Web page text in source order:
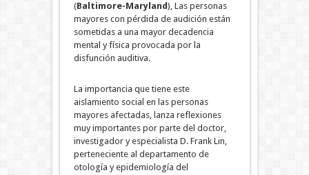
(Baltimore-Maryland), Las personas
mayores con pérdida de audición están
sometidas a una mayor decadencia
mental y física provocada por la
disfunción auditiva.
La importancia que tiene este
aislamiento social en las personas
mayores afectadas, lanza reflexiones
muy importantes por parte del doctor,
investigador y especialista D. Frank Lin,
perteneciente al departamento de
otología y epidemiología del